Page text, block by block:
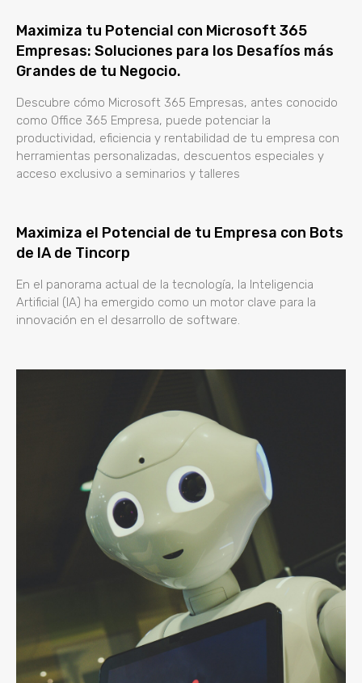
Maximiza tu Potencial con Microsoft 365
Empresas: Soluciones para los Desafíos más
Grandes de tu Negocio.
Descubre cómo Microsoft 365 Empresas, antes conocido
como Office 365 Empresa, puede potenciar la
productividad, eficiencia y rentabilidad de tu empresa con
herramientas personalizadas, descuentos especiales y
acceso exclusivo a seminarios y talleres
Maximiza el Potencial de tu Empresa con Bots
de IA de Tincorp
En el panorama actual de la tecnología, la Inteligencia
Artificial (IA) ha emergido como un motor clave para la
innovación en el desarrollo de software.